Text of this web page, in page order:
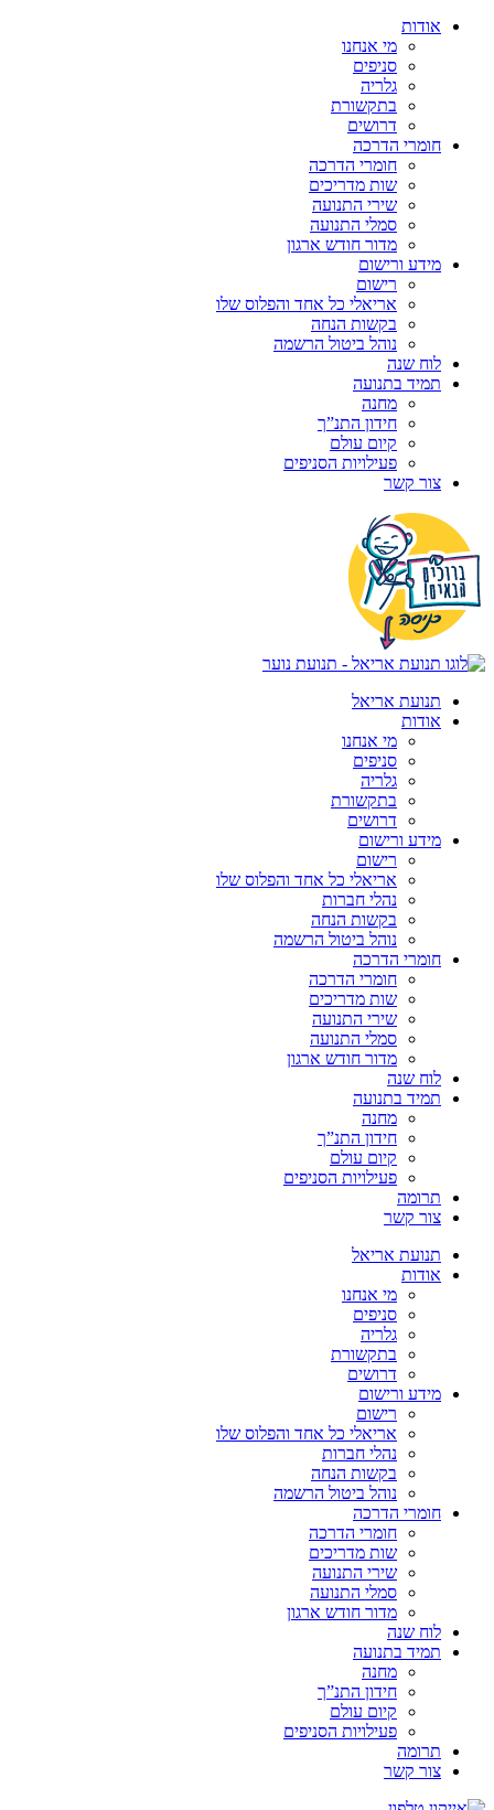
אודות
מי אנחנו
סניפים
גלריה
בתקשורת
דרושים
חומרי הדרכה
חומרי הדרכה
שות מדריכים
שירי התנועה
סמלי התנועה
מדור חודש ארגון
מידע ורישום
רישום
אריאלי כל אחד והפלוס שלו
בקשות הנחה
נוהל ביטול הרשמה
לוח שנה
תמיד בתנועה
מחנה
חידון התנ”ך
קיום עולם
פעילויות הסניפים
צור קשר
תנועת אריאל
אודות
מי אנחנו
סניפים
גלריה
בתקשורת
דרושים
מידע ורישום
רישום
אריאלי כל אחד והפלוס שלו
נהלי חברות
בקשות הנחה
נוהל ביטול הרשמה
חומרי הדרכה
חומרי הדרכה
שות מדריכים
שירי התנועה
סמלי התנועה
מדור חודש ארגון
לוח שנה
תמיד בתנועה
מחנה
חידון התנ”ך
קיום עולם
פעילויות הסניפים
תרומה
צור קשר
תנועת אריאל
אודות
מי אנחנו
סניפים
גלריה
בתקשורת
דרושים
מידע ורישום
רישום
אריאלי כל אחד והפלוס שלו
נהלי חברות
בקשות הנחה
נוהל ביטול הרשמה
חומרי הדרכה
חומרי הדרכה
שות מדריכים
שירי התנועה
סמלי התנועה
מדור חודש ארגון
לוח שנה
תמיד בתנועה
מחנה
חידון התנ”ך
קיום עולם
פעילויות הסניפים
תרומה
צור קשר